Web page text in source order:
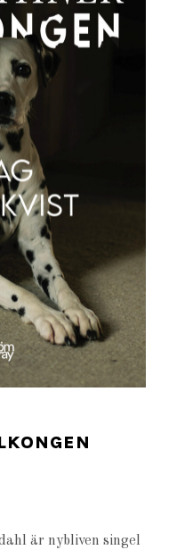
är nybliven singel